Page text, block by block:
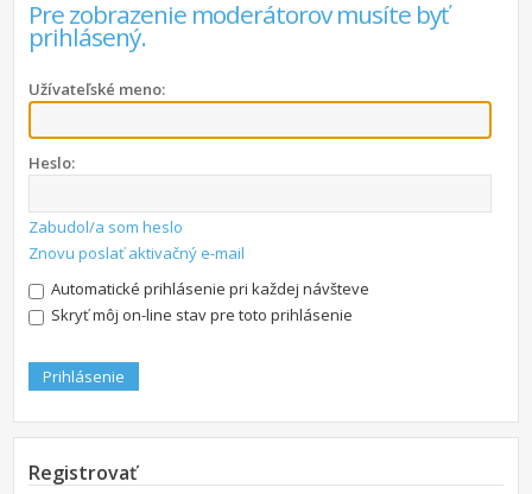
Pre zobrazenie moderátorov musíte byť
prihlásený.
Užívateľské meno:
Heslo:
Zabudol/a som heslo
Znovu poslať aktivačný e-mail
Automatické prihlásenie pri každej návšteve
Skryť môj on-line stav pre toto prihlásenie
Registrovať